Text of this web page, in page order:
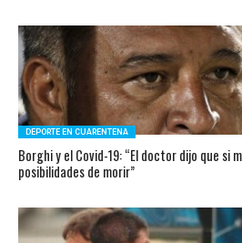
DEPORTE EN CUARENTENA
Borghi y el Covid-19: “El doctor dijo que si
posibilidades de morir”